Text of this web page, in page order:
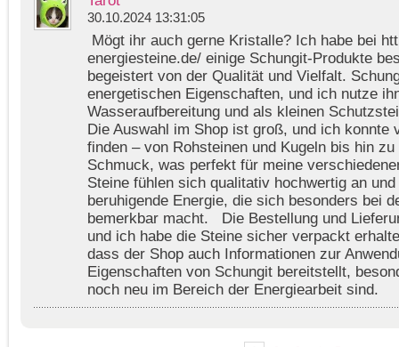
30.10.2024 13:31:05
Mögt ihr auch gerne Kristalle? Ich habe bei
energiesteine.de/ einige Schungit-Produkte
begeistert von der Qualität und Vielfalt.
energetischen Eigenschaften, und ich nutze
Wasseraufbereitung und als kleinen
Die Auswahl im Shop ist groß, und ich konnte
finden – von Rohsteinen und Kugeln bis hin
Schmuck, was perfekt für meine
Steine fühlen sich qualitativ hochwertig an
beruhigende Energie, die sich besonders bei
bemerkbar macht. Die Bestellung und
und ich habe die Steine sicher verpackt
dass der Shop auch Informationen zur
Eigenschaften von Schungit bereitstellt,
noch neu im Bereich der Energiearbeit sind.